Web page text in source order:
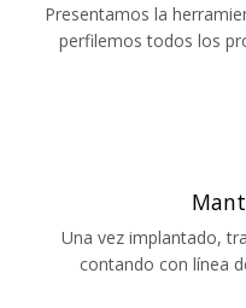
Presentamos la
perfilemos todos los
Una vez implantado,
contando con línea